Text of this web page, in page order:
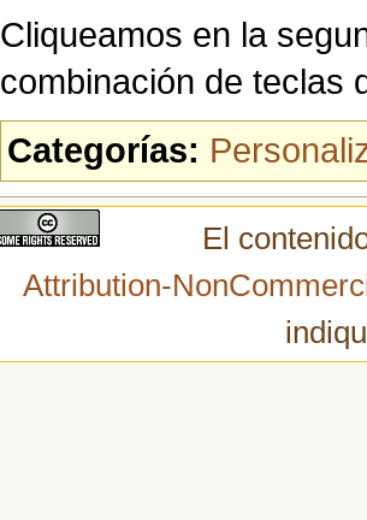
Cliqueamos en la
combinación de teclas
Categorías:
El
Attribution-